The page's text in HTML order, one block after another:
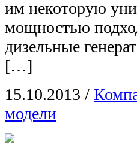
им некоторую
мощностью
дизельные
[…]
15.10.2013 /
модели